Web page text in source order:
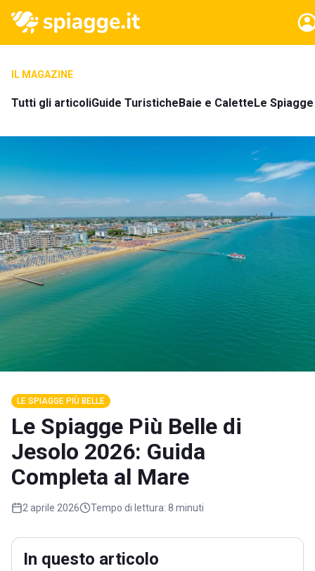
IL MAGAZINE
Tutti gli articoliGuide TuristicheBaie e CaletteLe
LE SPIAGGE PIÙ BELLE
Le Spiagge Più Belle di
Jesolo 2026: Guida
Completa al Mare
2 aprile 2026 Tempo di lettura: 8 minuti
In questo articolo